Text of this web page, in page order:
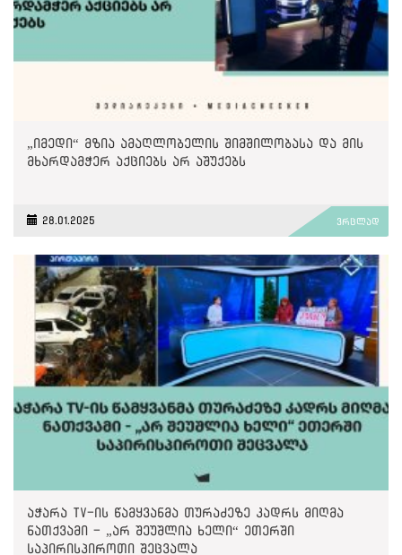
„იმედი“ მზია ამაღლობელის შიმშილობასა და მის
მხარდამჭერ აქციებს არ აშუქებს
28.01.2025 ვრცლად
აჭარა TV-ის წამყვანმა თურაძეზე კადრს მიღმა
ნათქვამი - „არ შეუშლია ხელი“ ეთერში
საპირისპიროთი შეცვალა